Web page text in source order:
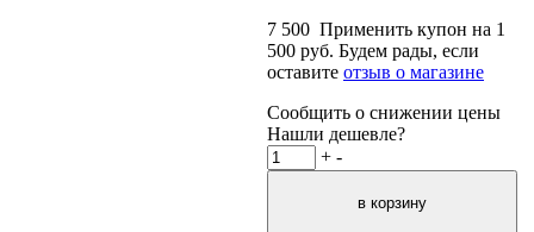
7 500 Применить купон на 1
500 руб. Будем рады, если
оставите отзыв о магазине
Сообщить о снижении цены
Нашли дешевле?
+ -